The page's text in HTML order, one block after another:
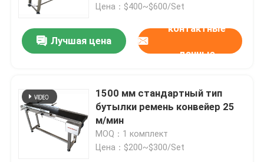
Цена：$400~$600/Set
Лучшая цена
контактные
данные
1500 мм стандартный тип
бутылки ремень конвейер 25
м/мин
MOQ：1 комплект
Цена：$200~$300/Set